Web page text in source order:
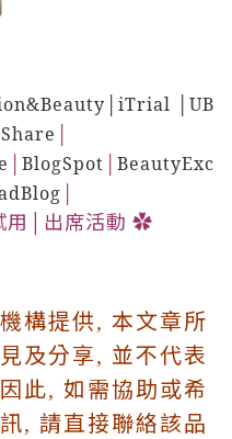
iTrial
UB
BlogSpot BeautyExc
用 出席活動 ✿
構提供, 本文章所
及分享, 並不代表
此, 如需協助或希
, 請直接聯絡該品